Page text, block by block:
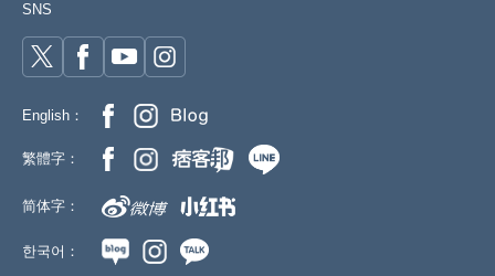
SNS
English：
繁體字：
简体字：
한국어：